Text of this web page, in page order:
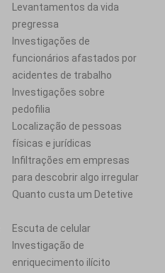
Levantamentos da vida
pregressa
Investigações de
funcionários afastados por
acidentes de trabalho
Investigações sobre
pedofilia
Localização de pessoas
físicas e jurídicas
Infiltrações em empresas
para descobrir algo irregular
Quanto custa um Detetive
Escuta de celular
Investigação de
enriquecimento ilícito